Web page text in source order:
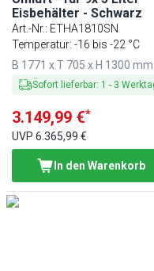
Eisbehälter - Schwarz
Art.-Nr.: ETHA1810SN
Temperatur: -16 bis -22 °C
B 1771 x T 705 x H 1300 mm
Sofort lieferbar: 1 - 3
3.149,99 €*
UVP 6.365,99 €
In den Warenkorb